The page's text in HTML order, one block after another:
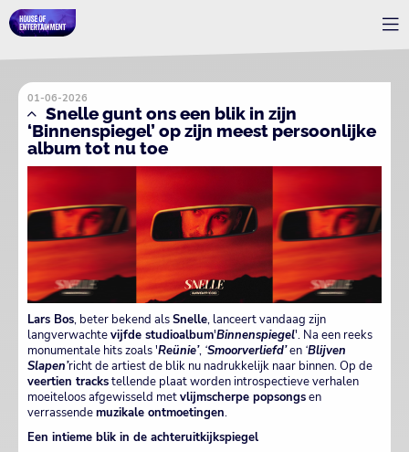
01-06-2026
Snelle gunt ons een blik in zijn
‘Binnenspiegel’ op zijn meest persoonlijke
album tot nu toe
Lars Bos, beter bekend alsSnelle, lanceert vandaag zijn
langverwachtevijfde studioalbum'Binnenspiegel'. Na een reeks
monumentale hits zoals 'Reünie’, ‘Smoorverliefd’en ‘Blijven
Slapen’richt de artiest de blik nu nadrukkelijk naar binnen. Op de
veertien trackstellende plaat worden introspectieve verhalen
moeiteloos afgewisseld metvlijmscherpe popsongsen
verrassendemuzikale ontmoetingen.
Een intieme blik in de achteruitkijkspiegel